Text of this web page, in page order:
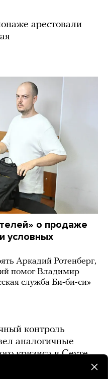
арестовали
о продаже
условных
Аркадий Ротенберг,
помог Владимир
служба Би-би-си»
контроль
аналогичные
кризиса в Сеуте